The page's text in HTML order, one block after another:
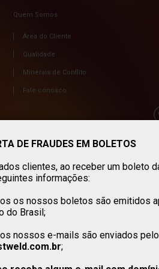
Quem Somos
Área do Cliente
Qualidade
Minerais de Conflito
Fale conosco
DE FRAUDES EM BOLETOS
clientes, ao receber um boleto
informações:
os nossos boletos são emitidos
do Brasil;
nossos e-mails são enviados
;